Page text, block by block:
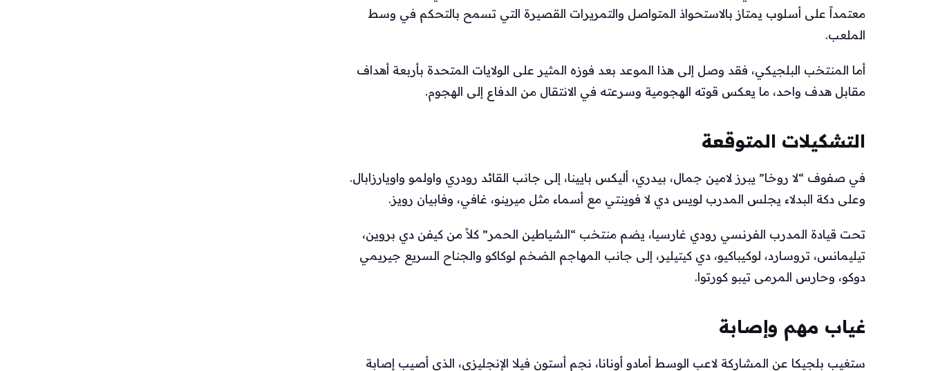
معتمداً على أسلوب يمتاز بالاستحواذ المتواصل والتمريرات القصيرة التي تسمح بالتحكم في وسط
الملعب.
أما المنتخب البلجيكي، فقد وصل إلى هذا الموعد بعد فوزه المثير على الولايات المتحدة بأربعة أهداف
مقابل هدف واحد، ما يعكس قوته الهجومية وسرعته في الانتقال من الدفاع إلى الهجوم.
التشكيلات المتوقعة
في صفوف “لا روخا” يبرز لامين جمال، بيدري، أليكس بايينا، إلى جانب القائد رودري واولمو واويارزابال.
وعلى دكة البدلاء يجلس المدرب لويس دي لا فوينتي مع أسماء مثل ميرينو، غافي، وفابيان رويز.
تحت قيادة المدرب الفرنسي رودي غارسيا، يضم منتخب “الشياطين الحمر” كلاً من كيفن دي بروين،
تيليمانس، تروسارد، لوكيباكيو، دي كيتيلير، إلى جانب المهاجم الضخم لوكاكو والجناح السريع جيريمي
دوكو، وحارس المرمى تيبو كورتوا.
غياب مهم وإصابة
ستغيب بلجيكا عن المشاركة لاعب الوسط أمادو أونانا، نجم أستون فيلا الإنجليزي، الذي أصيب إصابة